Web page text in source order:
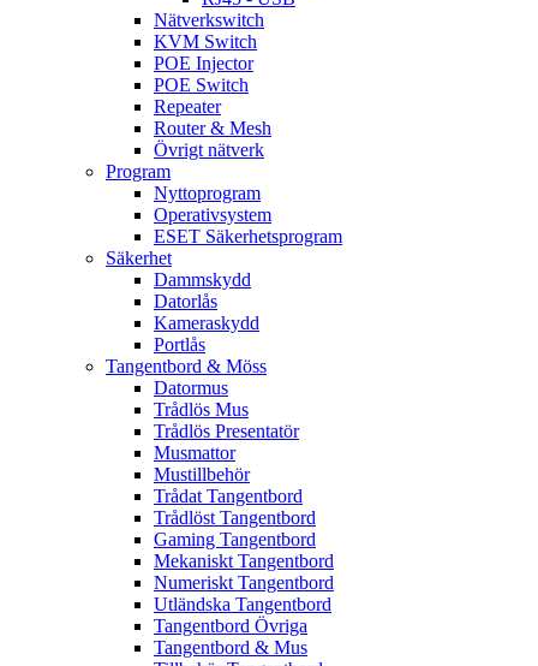
Nätverkswitch
KVM Switch
POE Injector
POE Switch
Repeater
Router & Mesh
Övrigt nätverk
Program
Nyttoprogram
Operativsystem
ESET Säkerhetsprogram
Säkerhet
Dammskydd
Datorlås
Kameraskydd
Portlås
Tangentbord & Möss
Datormus
Trådlös Mus
Trådlös Presentatör
Musmattor
Mustillbehör
Trådat Tangentbord
Trådlöst Tangentbord
Gaming Tangentbord
Mekaniskt Tangentbord
Numeriskt Tangentbord
Utländska Tangentbord
Tangentbord Övriga
Tangentbord & Mus